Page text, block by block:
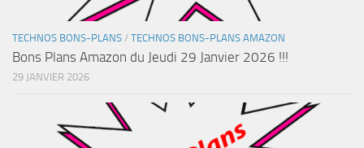
TECHNOS BONS-PLANS / TECHNOS BONS-PLANS AMAZON
Bons Plans Amazon du Jeudi 29 Janvier 2026 !!!
29 JANVIER 2026